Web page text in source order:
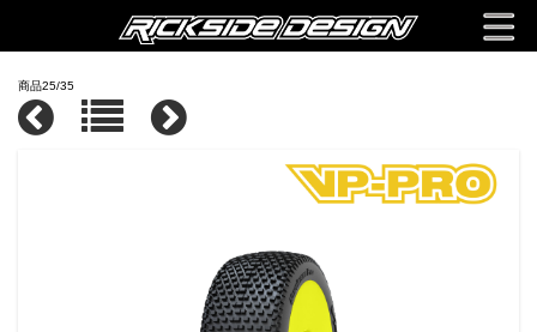
商品25/35